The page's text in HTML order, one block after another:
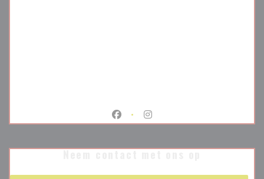
Facebook ((opent in een nieuw
Instagram ((opent in een